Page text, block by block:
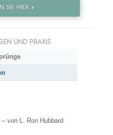
SIE HIER »
UND PRAXIS
von L. Ron Hubbard